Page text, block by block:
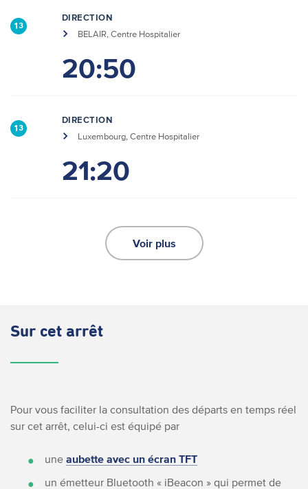
13
DIRECTION
BELAIR, Centre Hospitalier
20:50
13
DIRECTION
Luxembourg, Centre Hospitalier
21:20
Voir plus
Sur cet arrêt
Pour vous faciliter la consultation des départs en temps réel
sur cet arrêt, celui-ci est équipé par
une aubette avec un écran TFT
un émetteur Bluetooth « iBeacon » qui permet de